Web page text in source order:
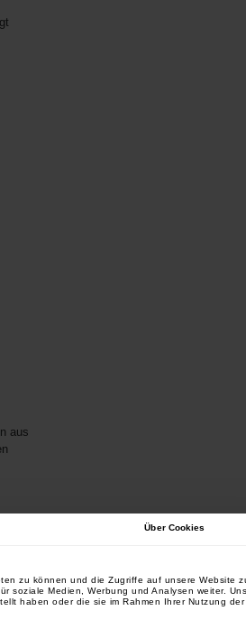
Über Cookies
zu können und die Zugriffe auf unsere Website
soziale Medien, Werbung und Analysen weiter.
haben oder die sie im Rahmen Ihrer Nutzung der
aus